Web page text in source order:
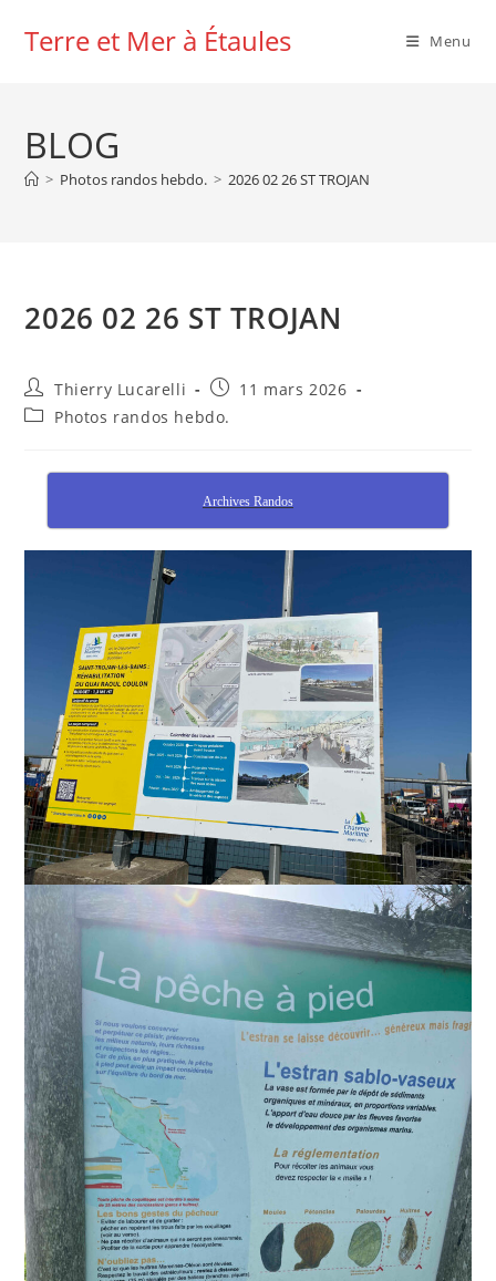
Terre et Mer à Étaules Menu
BLOG
> Photos randos hebdo. > 2026 02 26 ST TROJAN
2026 02 26 ST TROJAN
Auteur/autrice
de
la
Thierry Lucarelli
Publication
publiée :
11 mars 2026
PostPhotos randos hebdo.
Archives Randos